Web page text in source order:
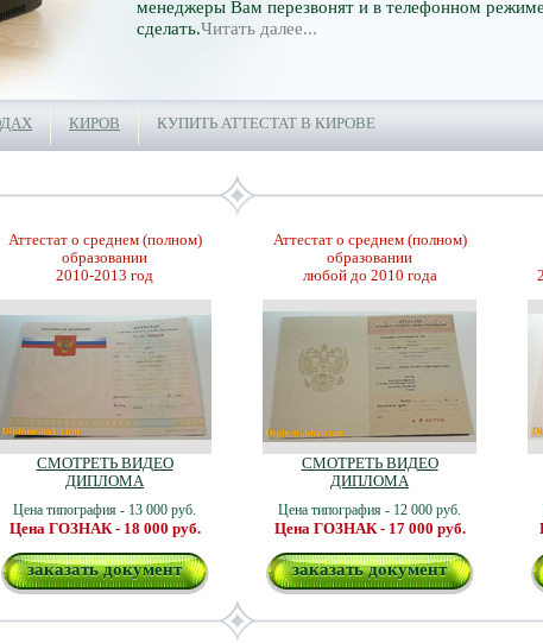
менеджеры Вам перезвонят и в телефонном
сделать.Читать далее...
КИРОВ КУПИТЬ АТТЕСТАТ В КИРОВЕ
Аттестат о среднем (полном)
образовании
2010-2013 год
СМОТРЕТЬ ВИДЕО
ДИПЛОМА
Цена типография - 13 000 руб.
Цена ГОЗНАК - 18 000 руб.
заказать документ
Аттестат о среднем (полном)
образовании
любой до 2010 года
СМОТРЕТЬ ВИДЕО
ДИПЛОМА
Цена типография - 12 000 руб.
Цена ГОЗНАК - 17 000 руб.
заказать документ